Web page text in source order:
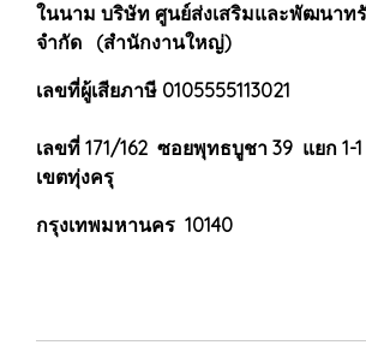
ในนาม บริษัท ศูนย์ส่งเสริมและพัฒนาท
จำกัด (สำนักงานใหญ่)
เลขที่ผู้เสียภาษี 0105555113021
เลขที่ 171/162 ซอยพุทธบูชา 39 แยก 1-
เขตทุ่งครุ
กรุงเทพมหานคร 10140